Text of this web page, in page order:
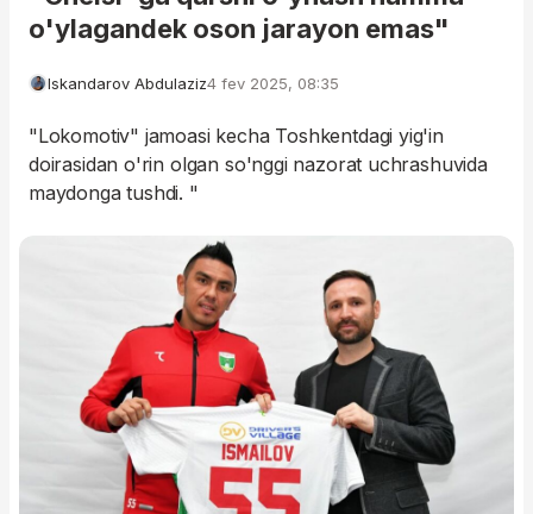
o'ylagandek oson jarayon emas"
Iskandarov Abdulaziz4 fev 2025, 08:35
"Lokomotiv" jamoasi kecha Toshkentdagi yig'in
doirasidan o'rin olgan so'nggi nazorat uchrashuvida
maydonga tushdi. "